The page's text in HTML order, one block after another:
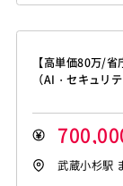
【高単価80万/
（AI・セキュリテ
武蔵小杉駅